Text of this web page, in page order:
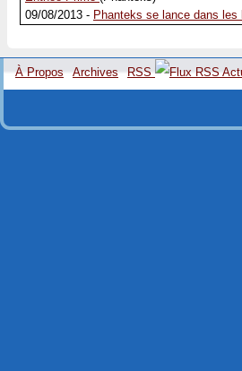
09/08/2013 - Phanteks se lance dans les
À Propos Archives RSS